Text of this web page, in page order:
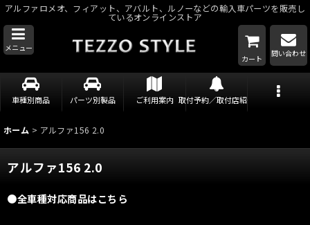
アルファロメオ、フィアット、アバルト、ルノーなどの輸入車パーツを販売し
ているオンラインストア
メニュー
カート
問い合わせ
車種別商品 パーツ別製品 ご利用案内 取付予約／取付店紹介
ホーム > アルファ156 2.0
アルファ156 2.0
●全車種対応商品はこちら